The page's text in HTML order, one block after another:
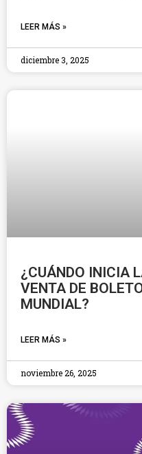
LEER MÁS »
diciembre 3, 2025
¿CUÁNDO INICIA
VENTA DE
MUNDIAL?
LEER MÁS »
noviembre 26, 2025